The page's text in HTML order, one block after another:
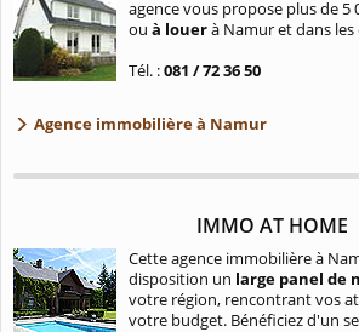
agence vous propose plus de 5
ou à louerà Namur et dans
Tél. :081 / 72 36 50
Agence immobilière à Namur
IMMO AT HOME
Cette agence immobilière à
disposition un large panel de
votre région, rencontrant vos
votre budget. Bénéficiez d'un